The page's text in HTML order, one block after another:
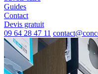
Guides
Contact
Devis gratuit
09 64 28 47 11